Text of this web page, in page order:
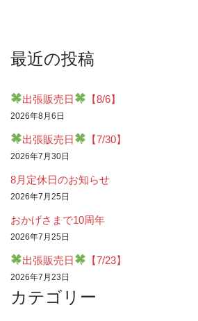
最近の投稿
出張販売日 【8/6】
2026年8月6日
出張販売日 【7/30】
2026年7月30日
8月定休日のお知らせ
2026年7月25日
おかげさまで10周年
2026年7月25日
出張販売日 【7/23】
2026年7月23日
カテゴリー